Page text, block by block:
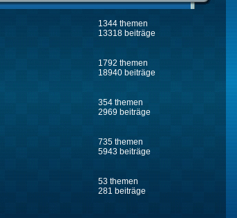
1344 themen
13318 beiträge
1792 themen
18940 beiträge
354 themen
2969 beiträge
735 themen
5943 beiträge
53 themen
281 beiträge